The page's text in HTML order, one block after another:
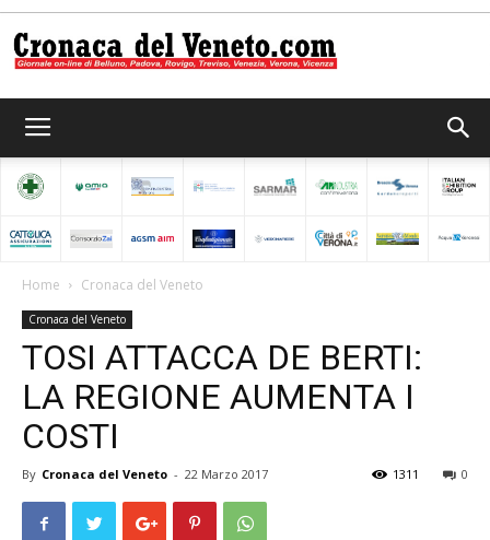
del
Home Cronaca del Veneto
Cronaca del Veneto
TOSI ATTACCA DE BERTI:
LA REGIONE AUMENTA I
COSTI
By Cronaca del Veneto - 22 Marzo 2017 0
1311